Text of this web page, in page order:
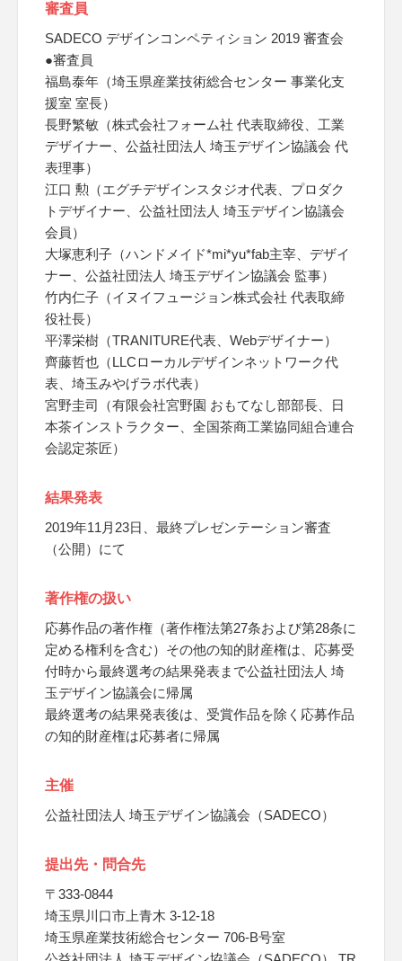
審査員
SADECO デザインコンペティション 2019 審査会
●審査員
福島泰年（埼玉県産業技術総合センター 事業化支
援室 室長）
長野繁敏（株式会社フォーム社 代表取締役、工業
デザイナー、公益社団法人 埼玉デザイン協議会 代
表理事）
江口 勲（エグチデザインスタジオ代表、プロダク
トデザイナー、公益社団法人 埼玉デザイン協議会
会員）
大塚恵利子（ハンドメイド*mi*yu*fab主宰、デザイ
ナー、公益社団法人 埼玉デザイン協議会 監事）
竹内仁子（イヌイフュージョン株式会社 代表取締
役社長）
平澤栄樹（TRANITURE代表、Webデザイナー）
齊藤哲也（LLCローカルデザインネットワーク代
表、埼玉みやげラボ代表）
宮野圭司（有限会社宮野園 おもてなし部部長、日
本茶インストラクター、全国茶商工業協同組合連合
会認定茶匠）
結果発表
2019年11月23日、最終プレゼンテーション審査
（公開）にて
著作権の扱い
応募作品の著作権（著作権法第27条および第28条に
定める権利を含む）その他の知的財産権は、応募受
付時から最終選考の結果発表まで公益社団法人 埼
玉デザイン協議会に帰属
最終選考の結果発表後は、受賞作品を除く応募作品
の知的財産権は応募者に帰属
主催
公益社団法人 埼玉デザイン協議会（SADECO）
提出先・問合先
〒333-0844
埼玉県川口市上青木 3-12-18
埼玉県産業技術総合センター 706-B号室